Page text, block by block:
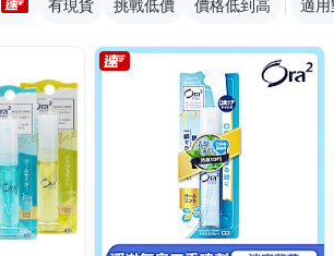
有現貨 挑戰低價 價格低到高 適